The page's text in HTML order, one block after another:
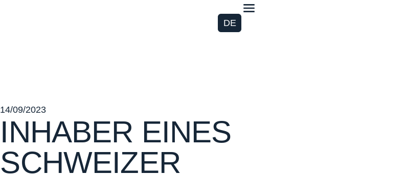
DE
14/09/2023
INHABER EINES
SCHWEIZER